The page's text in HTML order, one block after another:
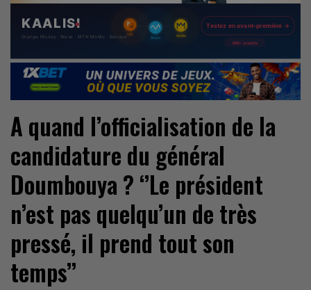
A quand l’officialisation de la
candidature du général
Doumbouya ? ‘’Le président
n’est pas quelqu’un de très
pressé, il prend tout son
temps’’